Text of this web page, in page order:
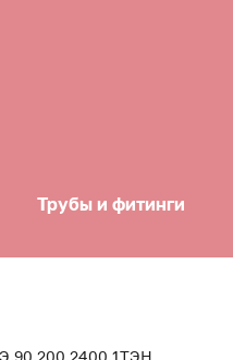
Трубы и фитинги